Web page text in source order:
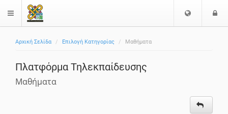
$langMenu
Επιλογή
Αρχική Σελίδα Επιλογή Κατηγορίας Μαθήματα
Πλατφόρμα Τηλεκπαίδευσης
Μαθήματα